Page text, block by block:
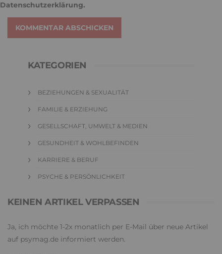
Datenschutzerklärung.
KOMMENTAR ABSCHICKEN
KATEGORIEN
BEZIEHUNGEN & SEXUALITÄT
FAMILIE & ERZIEHUNG
GESELLSCHAFT, UMWELT & MEDIEN
GESUNDHEIT & WOHLBEFINDEN
KARRIERE & BERUF
PSYCHE & PERSÖNLICHKEIT
KEINEN ARTIKEL VERPASSEN
Ja, ich möchte 1-2x monatlich per E-Mail über neue Artikel
auf psymag.de informiert werden.